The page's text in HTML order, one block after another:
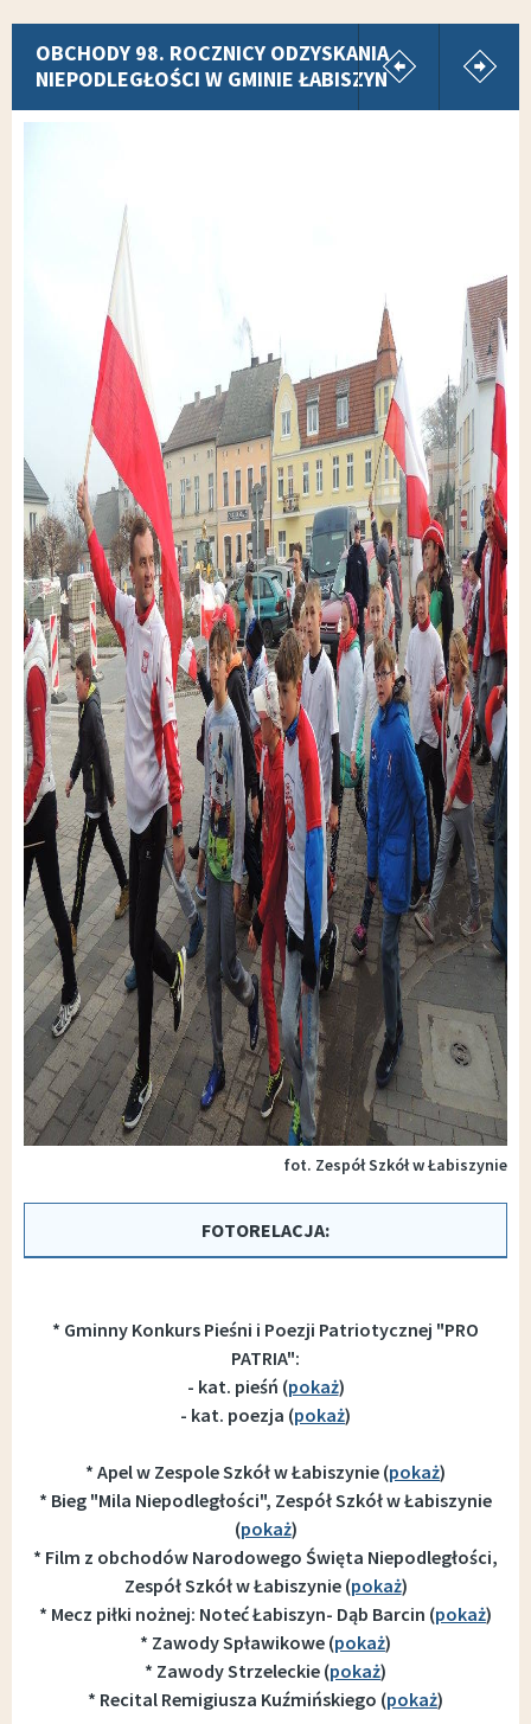
OBCHODY 98. ROCZNICY ODZYSKANIA
NIEPODLEGŁOŚCI W GMINIE ŁABISZYN
fot. Zespół Szkół w Łabiszynie
FOTORELACJA:
* Gminny Konkurs Pieśni i Poezji Patriotycznej "PRO
PATRIA":
- kat. pieśń (pokaż)
- kat. poezja (pokaż)
* Apel w Zespole Szkół w Łabiszynie (pokaż)
* Bieg "Mila Niepodległości", Zespół Szkół w Łabiszynie
(pokaż)
* Film z obchodów Narodowego Święta Niepodległości,
Zespół Szkół w Łabiszynie (pokaż)
* Mecz piłki nożnej: Noteć Łabiszyn- Dąb Barcin (pokaż)
* Zawody Spławikowe (pokaż)
* Zawody Strzeleckie (pokaż)
* Recital Remigiusza Kuźmińskiego (pokaż)